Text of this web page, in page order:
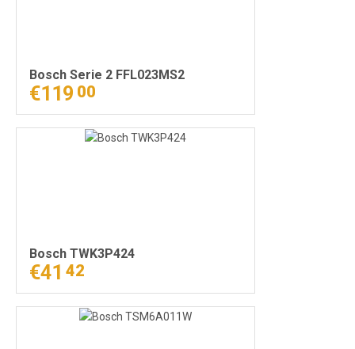
Bosch Serie 2 FFL023MS2
€119 00
Bosch TWK3P424
€41 42